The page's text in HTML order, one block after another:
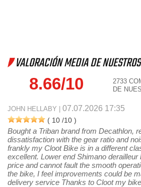
VALORACIÓN MEDIA DE
8.66/10
2733
DE
JOHN HELLABY | 07.07.2026 17:35
( 10 /10 )
Bought a Triban brand from Decathlon,
dissatisfaction with the gear ratio and
frankly my Cloot Bike is in a different
excellent. Lower end Shimano derailleur
price and cannot fault the smooth
the bike, I feel improvements could be
delivery service Thanks to Cloot my